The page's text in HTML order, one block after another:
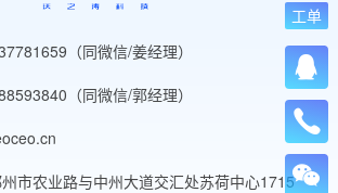
（同微信/姜经理）
（同微信/郭经理）
市农业路与中州大道交汇处苏荷中心1715
工单